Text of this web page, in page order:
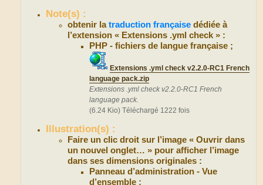
Note(s) :
obtenir latraduction française dédiée à
l’extension « Extensions .yml check » :
PHP - fichiers de langue française ;
Extensions .yml check v2.2.0-RC1 French
language pack.zip
Extensions .yml check v2.2.0-RC1 French
language pack.
(6.24 Kio) Téléchargé 1222 fois
Illustration(s) :
Faire un clic droit sur l’image « Ouvrir dans
un nouvel onglet… » pour afficher l’image
dans ses dimensions originales :
Panneau d’administration - Vue
d’ensemble :